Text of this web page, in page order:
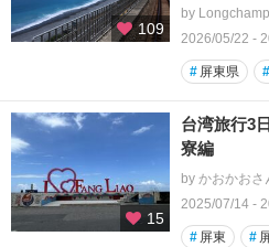
109
by
2026/05/22 -
# 屏東県 #
15
台湾旅行3
寮編
by かおかおさ
2025/07/14 -
# 屏東 #